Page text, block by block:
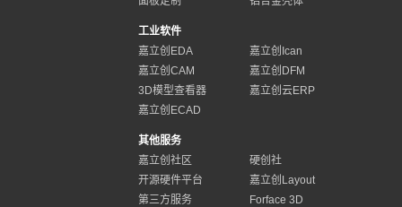
工业软件
嘉立创EDA
嘉立创Ican
嘉立创CAM
嘉立创DFM
3D模型查看器
嘉立创云ERP
嘉立创ECAD
其他服务
嘉立创社区
硬创社
开源硬件平台
嘉立创Layout
第三方服务
Forface 3D